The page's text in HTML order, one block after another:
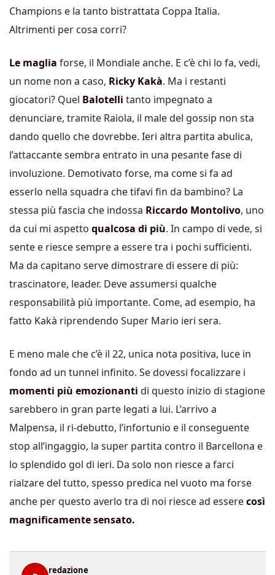
Champions e la tanto bistrattata Coppa Italia.
Altrimenti per cosa corri?
Le maglia forse, il Mondiale anche. E c’è chi lo fa, vedi,
un nome non a caso, Ricky Kakà. Ma i restanti
giocatori? Quel Balotelli tanto impegnato a
denunciare, tramite Raiola, il male del gossip non sta
dando quello che dovrebbe. Ieri altra partita abulica,
l’attaccante sembra entrato in una pesante fase di
involuzione. Demotivato forse, ma come si fa ad
esserlo nella squadra che tifavi fin da bambino? La
stessa più fascia che indossa Riccardo Montolivo, uno
da cui mi aspetto qualcosa di più. In campo di vede, si
sente e riesce sempre a essere tra i pochi sufficienti.
Ma da capitano serve dimostrare di essere di più:
trascinatore, leader. Deve assumersi qualche
responsabilità più importante. Come, ad esempio, ha
fatto Kakà riprendendo Super Mario ieri sera.
E meno male che c’è il 22, unica nota positiva, luce in
fondo ad un tunnel infinito. Se dovessi focalizzare i
momenti più emozionanti di questo inizio di stagione
sarebbero in gran parte legati a lui. L’arrivo a
Malpensa, il ri-debutto, l’infortunio e il conseguente
stop all’ingaggio, la super partita contro il Barcellona e
lo splendido gol di ieri. Da solo non riesce a farci
rialzare del tutto, spesso predica nel vuoto ma forse
anche per questo averlo tra di noi riesce ad esserecosì
magnificamente sensato.
redazione